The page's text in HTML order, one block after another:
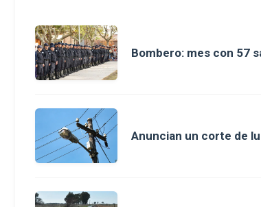
Bombero: mes con 57
Anuncian un corte de